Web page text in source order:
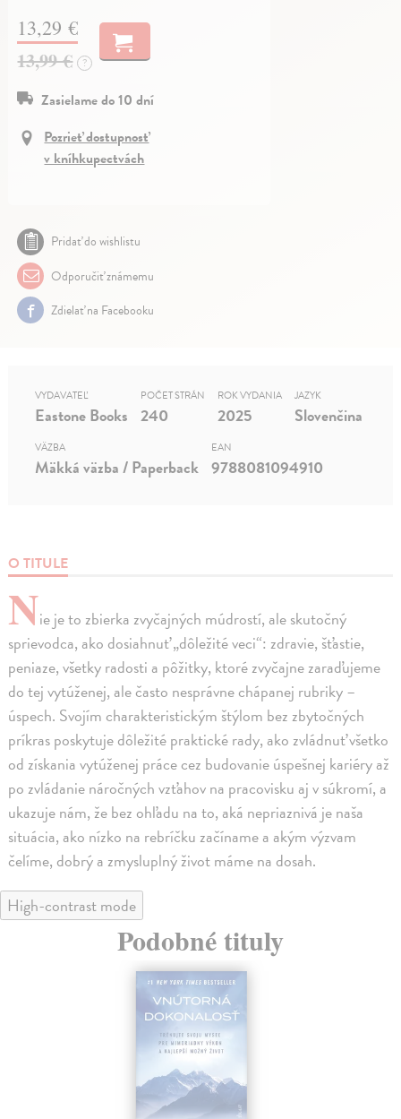
13,29 €
13,99 €
?
Zasielame do 10 dní
Pozrieť dostupnosť
v kníhkupectvách
Pridať do wishlistu
Odporučiť známemu
Zdielať na Facebooku
O TITULE
Nie je to zbierka zvyčajných múdrostí, ale skutočný
sprievodca, ako dosiahnuť „dôležité veci“: zdravie, šťastie,
peniaze, všetky radosti a pôžitky, ktoré zvyčajne zaraďujeme
do tej vytúženej, ale často nesprávne chápanej rubriky –
úspech. Svojím charakteristickým štýlom bez zbytočných
príkras poskytuje dôležité praktické rady, ako zvládnuť všetko
od získania vytúženej práce cez budovanie úspešnej kariéry až
po zvládanie náročných vzťahov na pracovisku aj v súkromí, a
ukazuje nám, že bez ohľadu na to, aká nepriaznivá je naša
situácia, ako nízko na rebríčku začíname a akým výzvam
čelíme, dobrý a zmysluplný život máme na dosah.
VYDAVATEĽ
Eastone Books
POČET STRÁN
240
ROK VYDANIA
2025
JAZYK
Slovenčina
VÄZBA
Mäkká väzba / Paperback
EAN
9788081094910
High-contrast mode
Podobné tituly